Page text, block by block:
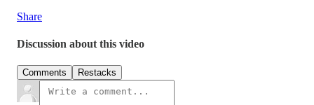
Share
Discussion about this video
Comments Restacks